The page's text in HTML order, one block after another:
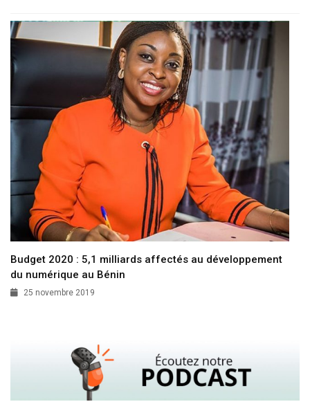
Budget 2020 : 5,1 milliards affectés au développement
du numérique au Bénin
25 novembre 2019